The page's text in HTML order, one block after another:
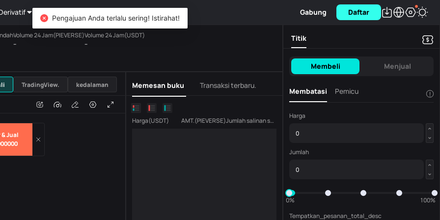
Kekayaan Gabung Daftar
Jual
Volume 24 Jam(PIEVERSE)
--
Volume 24 Jam(USDT)
--
USDT
Volume
TradingView. kedalaman Memesan buku Transaksi terbaru.
Harga(USDT) AMT.(PIEVERSE) Jumlah salinan saat ini PIEVERSE
Titik
Membeli Menjual
Membatasi Pemicu !
Harga
Jumlah
0%
100%
Tempatkan_pesanan_total_desc
Pengajuan Anda terlalu sering! Istirahat!